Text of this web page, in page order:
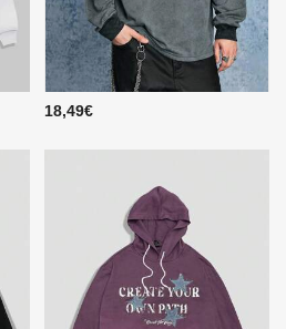
18,49€